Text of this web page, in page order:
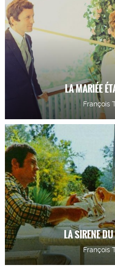
LA MARIÉE
François
LA SIRENE
François